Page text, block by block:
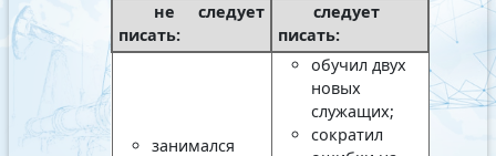
не следует
писать:
следует
писать:
занимался
обучил двух
новых
служащих;
сократил